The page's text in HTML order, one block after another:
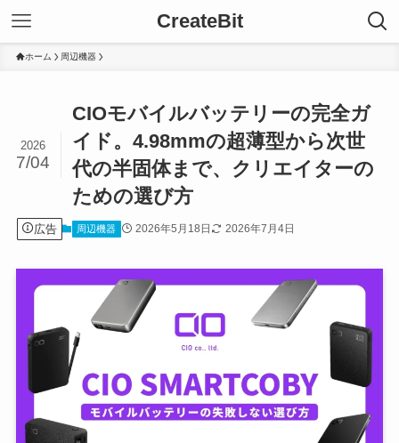
CreateBit
ホーム 周辺機器
CIOモバイルバッテリーの完全ガ
イド。4.98mmの超薄型から次世
代の半固体まで、クリエイターの
ための選び方
2026
7/04
広告 周辺機器 2026年5月18日 2026年7月4日